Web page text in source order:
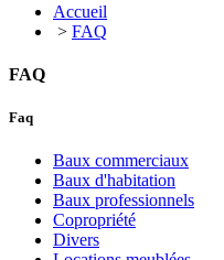
Accueil
> FAQ
FAQ
Faq
Baux commerciaux
Baux d'habitation
Baux professionnels
Copropriété
Divers